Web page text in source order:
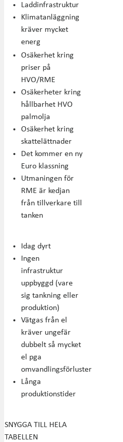
Laddinfrastruktur
Klimatanläggning
kräver mycket
energ
Osäkerhet kring
priser på
HVO/RME
Osäkerheter kring
hållbarhet HVO
palmolja
Osäkerhet kring
skattelättnader
Det kommer en ny
Euro klassning
Utmaningen för
RME är kedjan
från tillverkare till
tanken
Idag dyrt
Ingen
infrastruktur
uppbyggd (vare
sig tankning eller
produktion)
Vätgas från el
kräver ungefär
dubbelt så mycket
el pga
omvandlingsförluster
Långa
produktionstider
SNYGGA TILL HELA
TABELLEN